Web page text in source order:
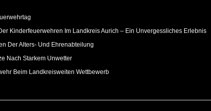
Kinderfeuerwehren Im Landkreis Aurich – Ein Unvergessliches Erlebnis
Der Alters- Und Ehrenabteilung
Nach Starkem Unwetter
Beim Landkreisweiten Wettbewerb